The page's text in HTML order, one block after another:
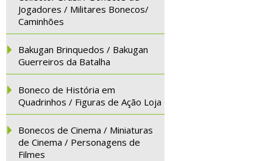
Jogadores / Militares Bonecos/
Caminhões
Bakugan Brinquedos / Bakugan
Guerreiros da Batalha
Boneco de História em
Quadrinhos / Figuras de Ação Loja
Bonecos de Cinema / Miniaturas
de Cinema / Personagens de
Filmes